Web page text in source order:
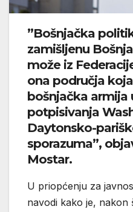
”Bošnjačka
zamišljenu
može iz
ona područja
bošnjačka armija
potpisivanja
Daytonsko-
sporazuma”,
Mostar.
U priopćenju za
navodi kako je, nakon